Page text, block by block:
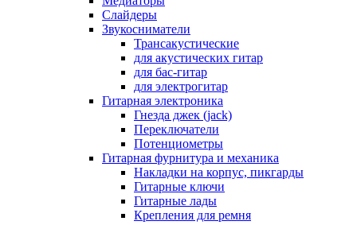
Слайдеры
Звукосниматели
Трансакустические
для акустических гитар
для бас-гитар
для электрогитар
Гитарная электроника
Гнезда джек (jack)
Переключатели
Потенциометры
Гитарная фурнитура и механика
Накладки на корпус, пикгарды
Гитарные ключи
Гитарные лады
Крепления для ремня